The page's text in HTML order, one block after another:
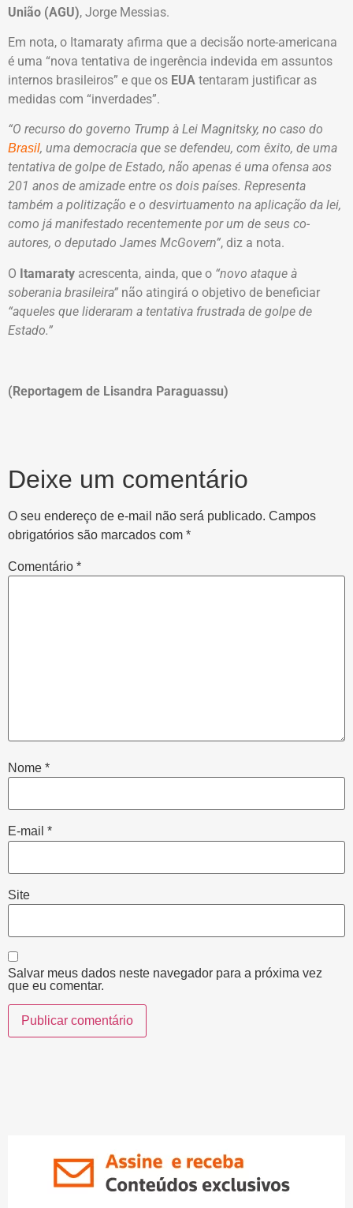
União (AGU), Jorge Messias.
Em nota, o Itamaraty afirma que a decisão norte-americana
é uma “nova tentativa de ingerência indevida em assuntos
internos brasileiros” e que os EUA tentaram justificar as
medidas com “inverdades”.
“O recurso do governo Trump à Lei Magnitsky, no caso do
Brasil, uma democracia que se defendeu, com êxito, de uma
tentativa de golpe de Estado, não apenas é uma ofensa aos
201 anos de amizade entre os dois países. Representa
também a politização e o desvirtuamento na aplicação da lei,
como já manifestado recentemente por um de seus co-
autores, o deputado James McGovern”, diz a nota.
O Itamaraty acrescenta, ainda, que o “novo ataque à
soberania brasileira” não atingirá o objetivo de beneficiar
“aqueles que lideraram a tentativa frustrada de golpe de
Estado.”
(Reportagem de Lisandra Paraguassu)
Deixe um comentário
O seu endereço de e-mail não será publicado. Campos
obrigatórios são marcados com *
Comentário *
Nome *
E-mail *
Site
Salvar meus dados neste navegador para a próxima vez
que eu comentar.